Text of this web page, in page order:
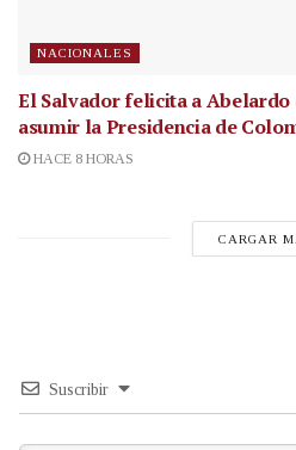
NACIONALES
El Salvador felicita a
asumir la Presidencia de
HACE 8 HORAS
CARGAR
Suscribir